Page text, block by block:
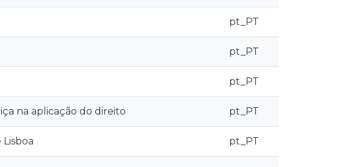
pt_PT
pt_PT
pt_PT
na aplicação do direito pt_PT
Lisboa pt_PT